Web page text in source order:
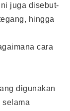
juga disebut-
hingga
cara
digunakan
selama